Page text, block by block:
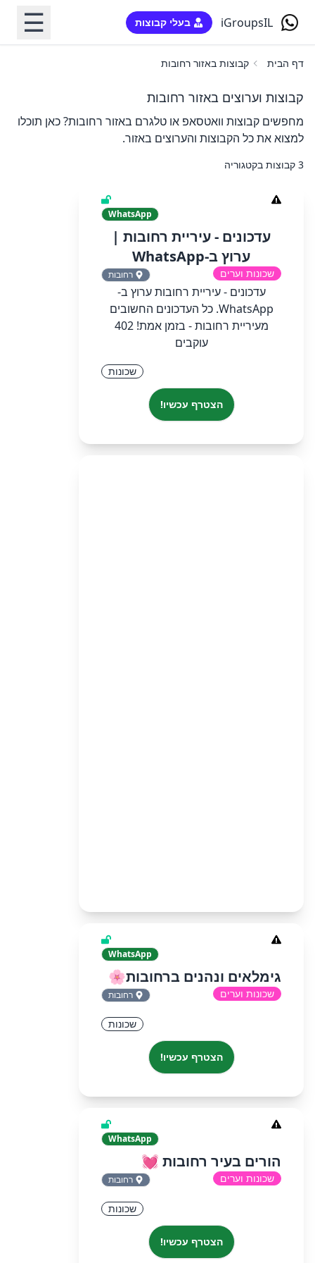
iGroupsIL בעלי קבוצות ☰
דף הבית קבוצות באזור רחובות
קבוצות וערוצים באזור רחובות
מחפשים קבוצות וואטסאפ או טלגרם באזור רחובות? כאן תוכלו
למצוא את כל הקבוצות והערוצים באזור.
3 קבוצות בקטגוריה
WhatsApp
‏‏עדכונים - עיריית רחובות‏ |
ערוץ ב-WhatsApp
שכונות וערים רחובות
‏‏עדכונים - עיריית רחובות‏ ערוץ ב-
WhatsApp.‏ ‏כל העדכונים החשובים
עוקבים
שכונות
הצטרף עכשיו!
WhatsApp
גימלאים ונהנים ברחובות🌸
שכונות וערים רחובות
שכונות
הצטרף עכשיו!
WhatsApp
הורים בעיר רחובות 💓
שכונות וערים רחובות
שכונות
הצטרף עכשיו!